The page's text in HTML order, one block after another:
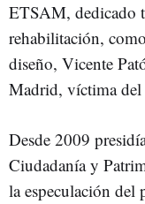
ETSAM, dedicado
rehabilitación,
diseño, Vicente
Madrid, víctima del
Desde 2009
Ciudadanía y
la especulación